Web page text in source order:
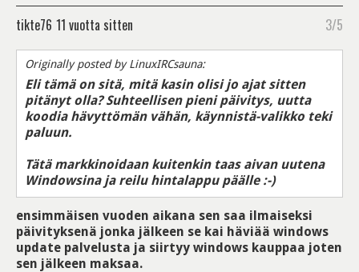
tikte76 11 vuotta sitten 3/5
Originally posted by LinuxIRCsauna:
Eli tämä on sitä, mitä kasin olisi jo ajat sitten
pitänyt olla? Suhteellisen pieni päivitys, uutta
koodia hävyttömän vähän, käynnistä-valikko teki
paluun.
Tätä markkinoidaan kuitenkin taas aivan uutena
Windowsina ja reilu hintalappu päälle :-)
ensimmäisen vuoden aikana sen saa ilmaiseksi
päivityksenä jonka jälkeen se kai häviää windows
update palvelusta ja siirtyy windows kauppaa joten
sen jälkeen maksaa.